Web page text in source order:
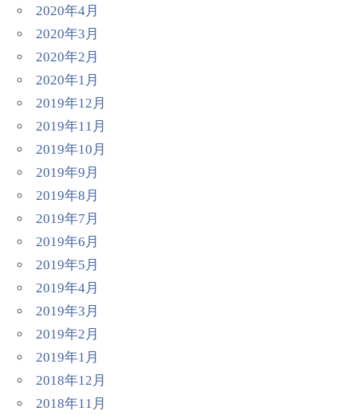
2020年4月
2020年3月
2020年2月
2020年1月
2019年12月
2019年11月
2019年10月
2019年9月
2019年8月
2019年7月
2019年6月
2019年5月
2019年4月
2019年3月
2019年2月
2019年1月
2018年12月
2018年11月